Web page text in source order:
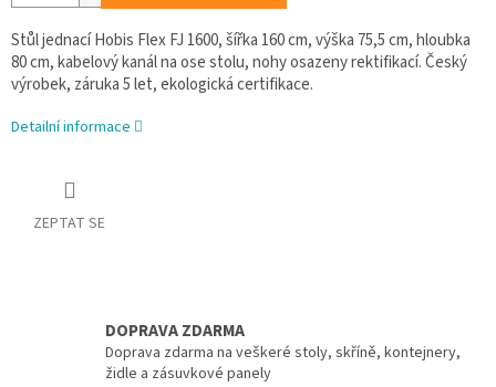
Stůl jednací Hobis Flex FJ 1600, šířka 160 cm, výška 75,5 cm, hloubka
80 cm, kabelový kanál na ose stolu, nohy osazeny rektifikací. Český
výrobek, záruka 5 let, ekologická certifikace.
Detailní informace
ZEPTAT SE
DOPRAVA ZDARMA
Doprava zdarma na veškeré stoly, skříně, kontejnery,
židle a zásuvkové panely